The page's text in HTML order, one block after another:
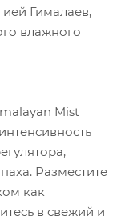
Гималаев,
влажного
Mist
Разместите
как
в свежий и